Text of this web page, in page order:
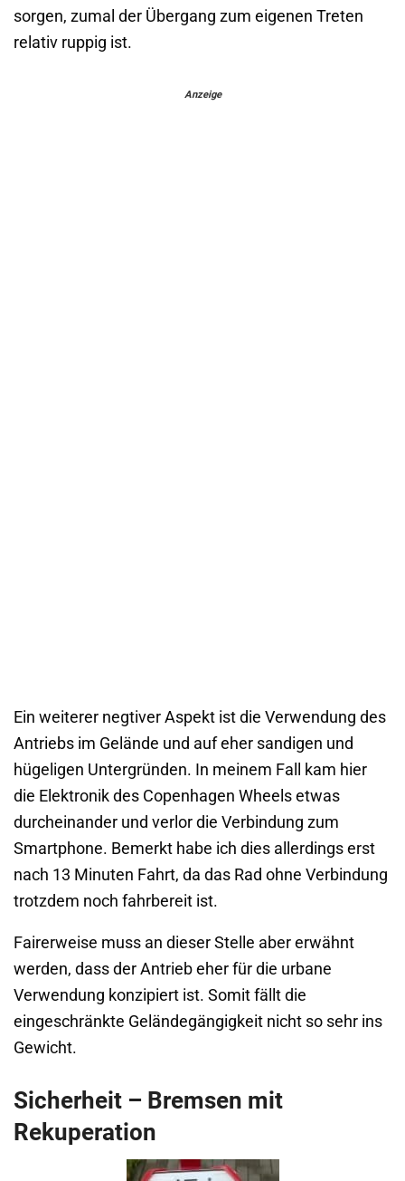
sorgen, zumal der Übergang zum eigenen Treten
relativ ruppig ist.
Anzeige
Ein weiterer negtiver Aspekt ist die Verwendung des
Antriebs im Gelände und auf eher sandigen und
hügeligen Untergründen. In meinem Fall kam hier
die Elektronik des Copenhagen Wheels etwas
durcheinander und verlor die Verbindung zum
Smartphone. Bemerkt habe ich dies allerdings erst
nach 13 Minuten Fahrt, da das Rad ohne Verbindung
trotzdem noch fahrbereit ist.
Fairerweise muss an dieser Stelle aber erwähnt
werden, dass der Antrieb eher für die urbane
Verwendung konzipiert ist. Somit fällt die
eingeschränkte Geländegängigkeit nicht so sehr ins
Gewicht.
Sicherheit – Bremsen mit
Rekuperation